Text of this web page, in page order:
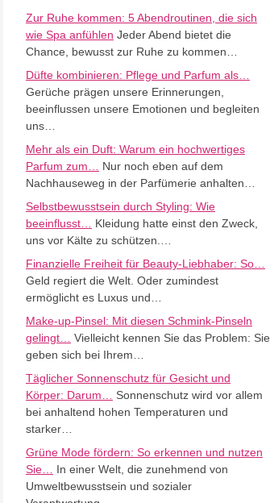
Zur Ruhe kommen: 5 Abendroutinen, die sich
wie Spa anfühlen Jeder Abend bietet die
Chance, bewusst zur Ruhe zu kommen…
Düfte kombinieren: Pflege und Parfum als…
Gerüche prägen unsere Erinnerungen,
beeinflussen unsere Emotionen und begleiten
uns…
Mehr als ein Duft: Warum ein hochwertiges
Parfum zum…
Nur noch eben auf dem
Nachhauseweg in der Parfümerie anhalten…
Selbstbewusstsein durch Styling: Wie
beeinflusst…
Kleidung hatte einst den Zweck,
uns vor Kälte zu schützen.…
Finanzielle Freiheit für Beauty-Liebhaber: So…
Geld regiert die Welt. Oder zumindest
ermöglicht es Luxus und…
Make-up-Pinsel: Mit diesen Schmink-Pinseln
gelingt…
Vielleicht kennen Sie das Problem: Sie
geben sich bei Ihrem…
Täglicher Sonnenschutz für Gesicht und
Körper: Darum…
Sonnenschutz wird vor allem
bei anhaltend hohen Temperaturen und
starker…
Grüne Mode fördern: So erkennen und nutzen
Sie…
In einer Welt, die zunehmend von
Umweltbewusstsein und sozialer